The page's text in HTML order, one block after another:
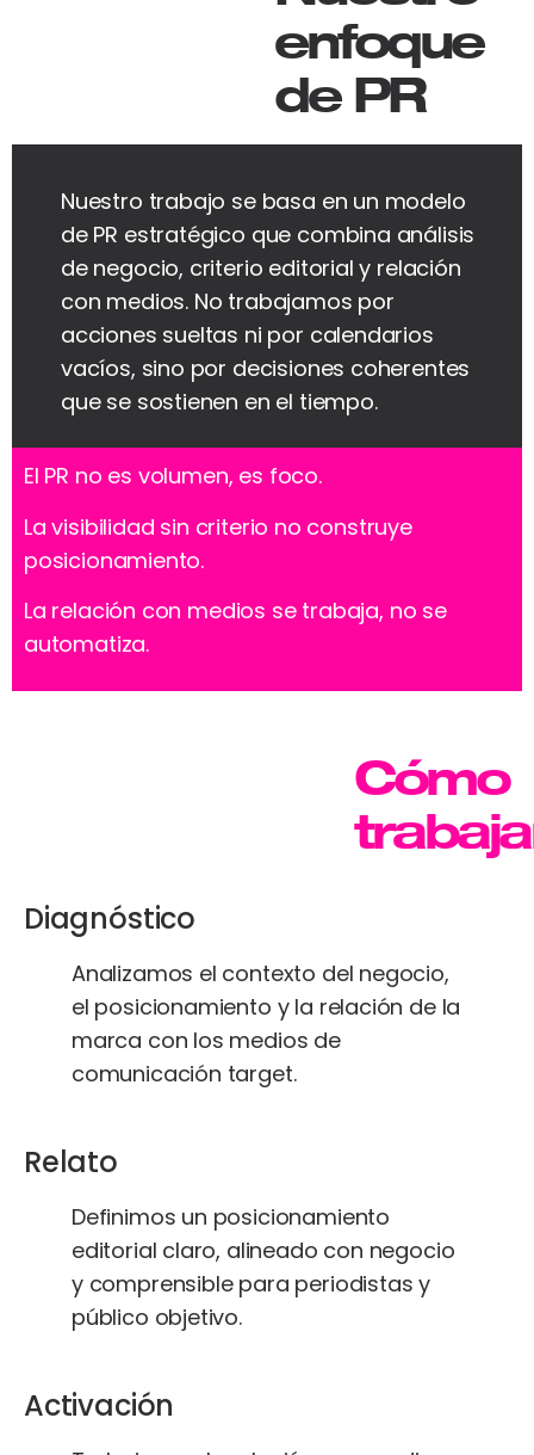
enfoque
de PR
Nuestro trabajo se basa en un modelo
de PR estratégico que combina análisis
de negocio, criterio editorial y relación
con medios. No trabajamos por
acciones sueltas ni por calendarios
vacíos, sino por decisiones coherentes
que se sostienen en el tiempo.
El PR no es volumen, es foco.
La visibilidad sin criterio no construye
posicionamiento.
La relación con medios se trabaja, no se
automatiza.
Cómo
Diagnóstico
Analizamos el contexto del negocio,
el posicionamiento y la relación de la
marca con los medios de
comunicación target.
Relato
Definimos un posicionamiento
editorial claro, alineado con negocio
y comprensible para periodistas y
público objetivo.
Activación